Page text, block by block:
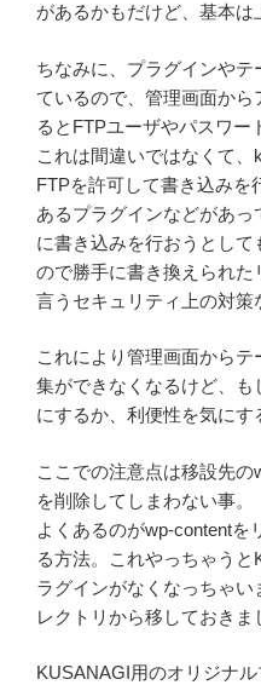
があるかもだけど、基本は
ちなみに、プラグインやテ
ているので、管理画面か
るとFTPユーザやパスワー
これは間違いではなくて
FTPを許可して書き込みを
あるプラグインなどがあ
に書き込みを行おうとし
ので勝手に書き換えられた
言うセキュリティ上の対策
これにより管理画面から
集ができなくなるけど、
にするか、利便性を気にす
ここでの注意点は移設先
を削除してしまわない事。
よくあるのがwp-contentを
る方法。これやっちゃう
ラグインがなくなっちゃい
レクトリから移しておきま
KUSANAGI用のオリジナ